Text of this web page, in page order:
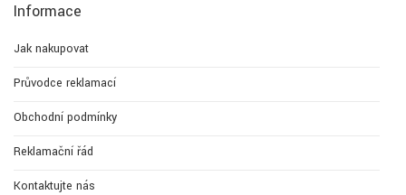
Informace
Jak nakupovat
Průvodce reklamací
Obchodní podmínky
Reklamační řád
Kontaktujte nás